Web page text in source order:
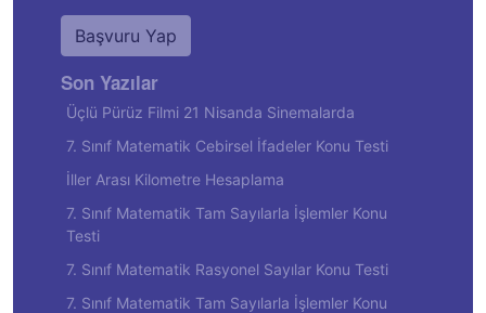
Başvuru Yap
Son Yazılar
Üçlü Pürüz Filmi 21 Nisanda Sinemalarda
7. Sınıf Matematik Cebirsel İfadeler Konu Testi
İller Arası Kilometre Hesaplama
7. Sınıf Matematik Tam Sayılarla İşlemler Konu
Testi
7. Sınıf Matematik Rasyonel Sayılar Konu Testi
7. Sınıf Matematik Tam Sayılarla İşlemler Konu